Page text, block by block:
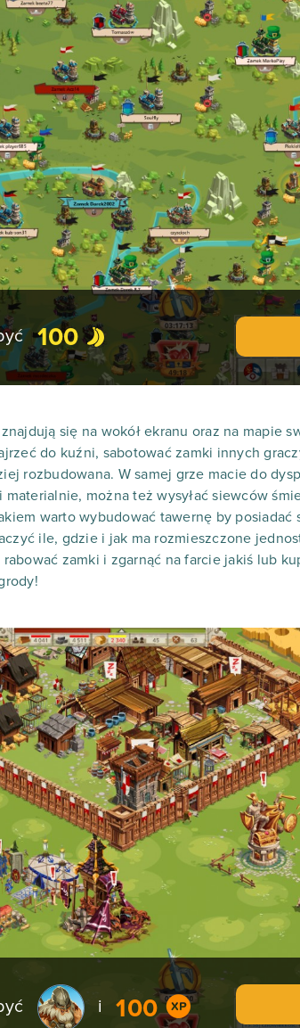
100
się na wokół ekranu oraz na mapie
do kuźni, sabotować zamki innych
rozbudowana. W samej grze macie do
można też wysyłać siewców
warto wybudować tawernę by
ile, gdzie i jak ma rozmieszczone
zamki i zgarnąć na farcie jakiś lub
i 100